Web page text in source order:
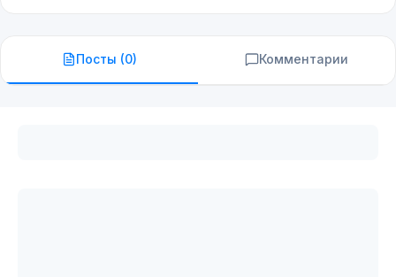
Посты (0) Комментарии